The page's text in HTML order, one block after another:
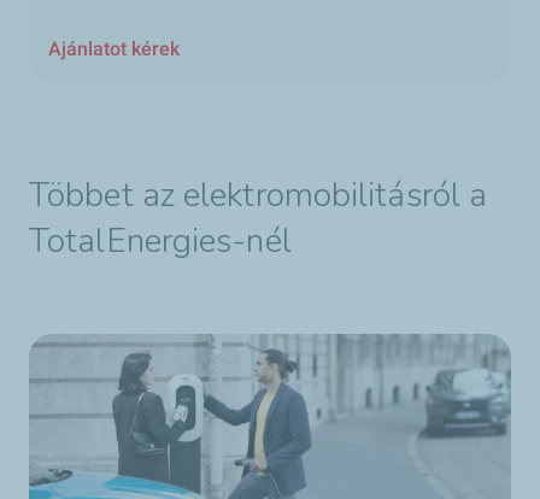
Ajánlatot kérek
Többet az elektromobilitásról a
TotalEnergies-nél